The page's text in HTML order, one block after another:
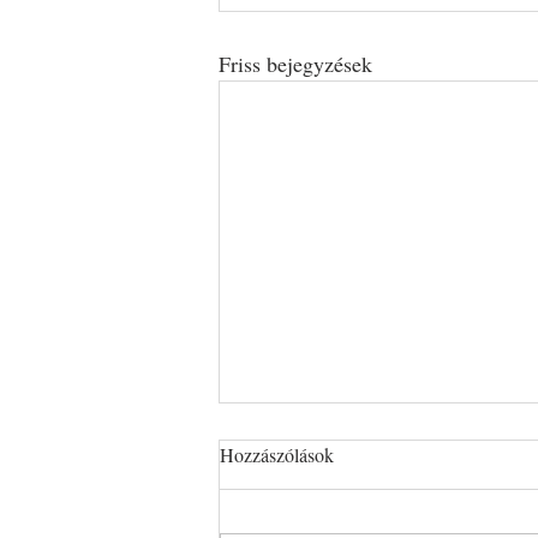
Friss bejegyzések
Hozzászólások